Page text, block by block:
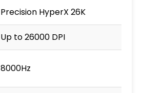
Precision HyperX 26K
Up to 26000 DPI
8000Hz